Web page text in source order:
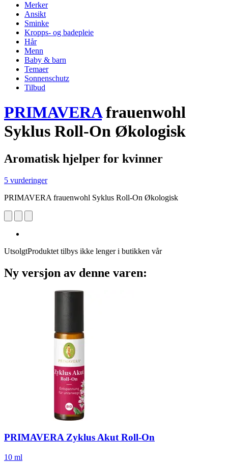
Merker
Ansikt
Sminke
Kropps- og badepleie
Hår
Menn
Baby & barn
Temaer
Sonnenschutz
Tilbud
PRIMAVERAfrauenwohl
Syklus Roll-On Økologisk
Aromatisk hjelper for kvinner
5 vurderinger
PRIMAVERA frauenwohl Syklus Roll-On Økologisk
UtsolgtProduktet tilbys ikke lenger i butikken vår
Ny versjon av denne varen:
PRIMAVERAZyklus Akut Roll-​On
10 ml